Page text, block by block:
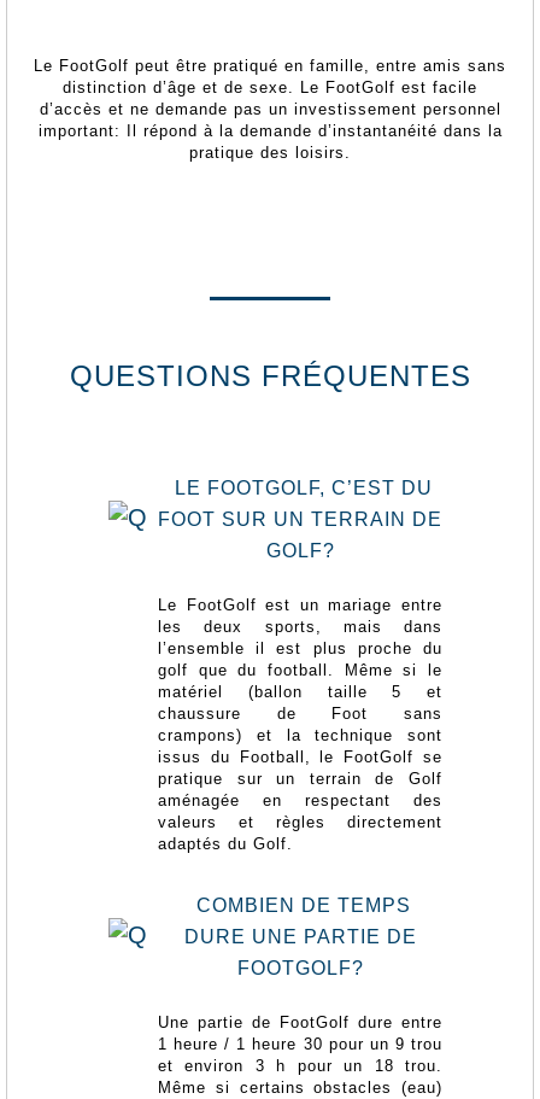
Le FootGolf peut être pratiqué en famille, entre amis sans
distinction d’âge et de sexe. Le FootGolf est facile
d’accès et ne demande pas un investissement personnel
important: Il répond à la demande d’instantanéité dans la
pratique des loisirs.
QUESTIONS FRÉQUENTES
LE FOOTGOLF, C’EST DU
FOOT SUR UN TERRAIN DE
GOLF?
Le FootGolf est un mariage entre
les deux sports, mais dans
l’ensemble il est plus proche du
golf que du football. Même si le
matériel (ballon taille 5 et
chaussure de Foot sans
crampons) et la technique sont
issus du Football, le FootGolf se
pratique sur un terrain de Golf
aménagée en respectant des
valeurs et règles directement
adaptés du Golf.
COMBIEN DE TEMPS
DURE UNE PARTIE DE
FOOTGOLF?
Une partie de FootGolf dure entre
1 heure / 1 heure 30 pour un 9 trou
et environ 3 h pour un 18 trou.
Même si certains obstacles (eau)